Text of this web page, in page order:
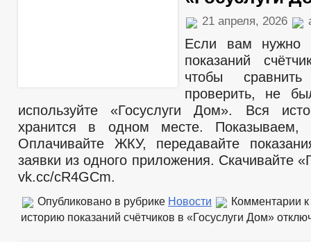
21 апреля, 2026
Если вам нужно
показаний
чтобы
проверить, не
используйте «Госуслуги Дом». Вся
хранится в одном месте. Показываем,
Оплачивайте ЖКУ, передавайте
заявки из одного приложения. Скачивайте
vk.cc/cR4GCm.
Опубликовано в рубрике Новости Комментарии
историю показаний счётчиков в «Госуслуги Дом»